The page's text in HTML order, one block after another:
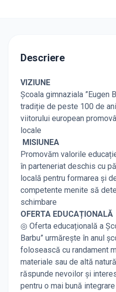
Descriere
VIZIUNE
Școala gimnaziala ”Eugen
tradiție de peste 100 de
viitorului european
locale
MISIUNEA
Promovăm valorile
în parteneriat deschis cu
locală pentru formarea și
competente menite să
schimbare
OFERTA EDUCAȚIONALĂ
◎ Oferta educațională a
Barbu” urmărește în anul
folosească cu randament
materiale sau de altă
răspunde nevoilor și
pentru o mai bună